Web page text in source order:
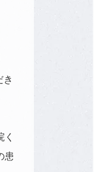
ます。
ださい。
者様につきまし